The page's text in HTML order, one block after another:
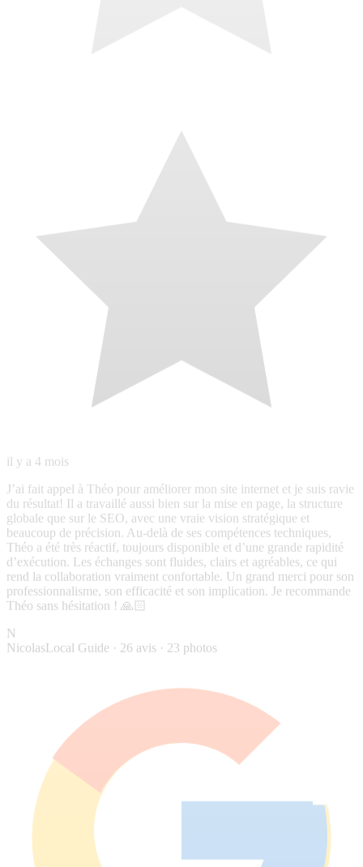
J’ai fait appel à Théo pour améliorer mon site internet et je suis ravie
du résultat! Il a travaillé aussi bien sur la mise en page, la structure
globale que sur le SEO, avec une vraie vision stratégique et
beaucoup de précision. Au-delà de ses compétences techniques,
Théo a été très réactif, toujours disponible et d’une grande rapidité
d’exécution. Les échanges sont fluides, clairs et agréables, ce qui
rend la collaboration vraiment confortable. Un grand merci pour son
professionnalisme, son efficacité et son implication. Je recommande
Théo sans hésitation ! 🙏🏻
Local Guide · 26 avis · 23 photos